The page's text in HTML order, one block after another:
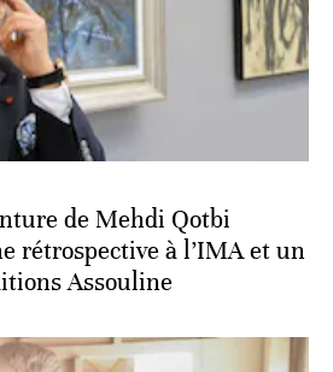
de Mehdi Qotbi
rétrospective à l’IMA et un
Assouline